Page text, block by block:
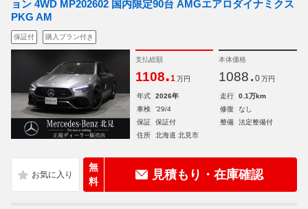
ョン 4WD MP202602 国内限定90台 AMGエアロダイナミクス
PKG AM
保証付 購入プラン付き
支払総額
1108.1 万円
本体価格
1088. 0 万円
年式 2026年 走行
0.1万km
車検
'29/4 修復
なし
保証
保証付 整備
法定整備付
住所
北海道 北見市
無
料
見積もり・在庫確認